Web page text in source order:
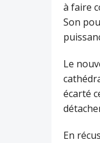
à faire
Son
Le
écarté
En